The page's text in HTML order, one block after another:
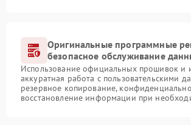
Оригинальные программные
безопасное обслуживание
Использование официальных прошивок и
аккуратная работа с пользовательскими
резервное копирование,
восстановление информации при